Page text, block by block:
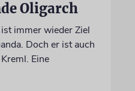
Oligarch
immer wieder Ziel
Doch er ist auch
Eine